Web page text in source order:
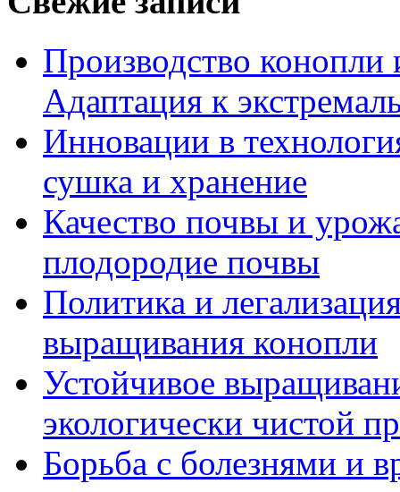
Производство конопли
Адаптация к
Инновации в
сушка и хранение
Качество почвы и
плодородие почвы
Политика и
выращивания конопли
Устойчивое
экологически чистой
Борьба с болезнями и